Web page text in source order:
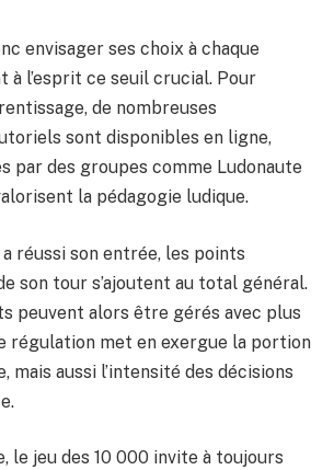
envisager ses choix à chaque
à l’esprit ce seuil crucial. Pour
de nombreuses
sont disponibles en ligne,
par des groupes comme Ludonaute
la pédagogie ludique.
a réussi son entrée, les points
son tour s’ajoutent au total général.
peuvent alors être gérés avec plus
régulation met en exergue la portion
mais aussi l’intensité des décisions
le jeu des 10 000 invite à toujours